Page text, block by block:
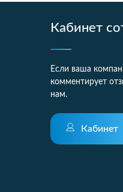
Кабинет
Если ваша
комментирует
нам.
Кабинет